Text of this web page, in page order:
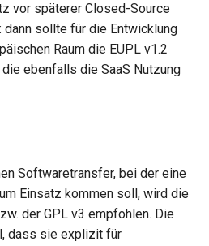
vor späterer Closed-Source
dann sollte für die Entwicklung
Raum die EUPL v1.2
ebenfalls die SaaS Nutzung
Softwaretransfer, bei der eine
Einsatz kommen soll, wird die
der GPL v3 empfohlen. Die
dass sie explizit für